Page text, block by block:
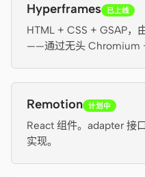
Hyperframes 已上线
HTML + CSS + GSAP，
——通过无头 Chromium
Remotion 计划中
React 组件。adapter 接
实现。